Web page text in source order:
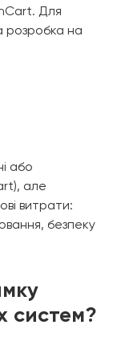
Для
розробка на
або
але
витрати:
безпеку
систем?